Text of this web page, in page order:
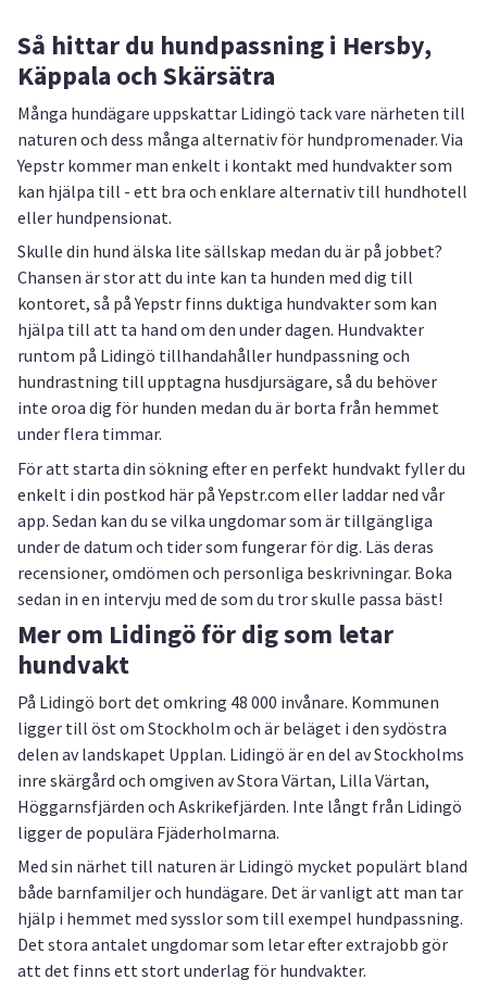
Så hittar du hundpassning i Hersby,
Käppala och Skärsätra
Många hundägare uppskattar Lidingö tack vare närheten till
naturen och dess många alternativ för hundpromenader. Via
Yepstr kommer man enkelt i kontakt med hundvakter som
kan hjälpa till - ett bra och enklare alternativ till hundhotell
eller hundpensionat.
Skulle din hund älska lite sällskap medan du är på jobbet?
Chansen är stor att du inte kan ta hunden med dig till
kontoret, så på Yepstr finns duktiga hundvakter som kan
hjälpa till att ta hand om den under dagen. Hundvakter
runtom på Lidingö tillhandahåller hundpassning och
hundrastning till upptagna husdjursägare, så du behöver
inte oroa dig för hunden medan du är borta från hemmet
under flera timmar.
För att starta din sökning efter en perfekt hundvakt fyller du
enkelt i din postkod här på Yepstr.com eller laddar ned vår
app. Sedan kan du se vilka ungdomar som är tillgängliga
under de datum och tider som fungerar för dig. Läs deras
recensioner, omdömen och personliga beskrivningar. Boka
sedan in en intervju med de som du tror skulle passa bäst!
Mer om Lidingö för dig som letar
hundvakt
På Lidingö bort det omkring 48 000 invånare. Kommunen
ligger till öst om Stockholm och är beläget i den sydöstra
delen av landskapet Upplan. Lidingö är en del av Stockholms
inre skärgård och omgiven av Stora Värtan, Lilla Värtan,
Höggarnsfjärden och Askrikefjärden. Inte långt från Lidingö
ligger de populära Fjäderholmarna.
Med sin närhet till naturen är Lidingö mycket populärt bland
både barnfamiljer och hundägare. Det är vanligt att man tar
hjälp i hemmet med sysslor som till exempel hundpassning.
Det stora antalet ungdomar som letar efter extrajobb gör
att det finns ett stort underlag för hundvakter.